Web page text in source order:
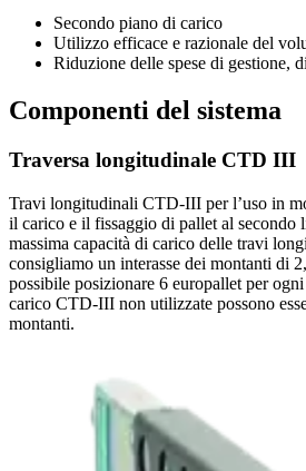
Secondo piano di carico
Utilizzo efficace e razionale del
Riduzione delle spese di gestione,
Componenti del sistema
Traversa longitudinale CTD III
Travi longitudinali CTD-III per l’uso in
il carico e il fissaggio di pallet al secondo
massima capacità di carico delle travi
consigliamo un interasse dei montanti di
possibile posizionare 6 europallet per
carico CTD-III non utilizzate possono
montanti.